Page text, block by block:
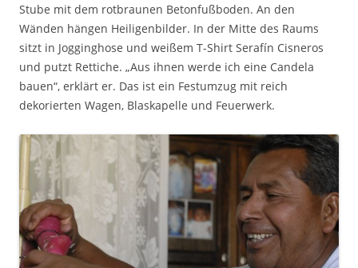
Stube mit dem rotbraunen Betonfußboden. An den
Wänden hängen Heiligenbilder. In der Mitte des Raums
sitzt in Jogginghose und weißem T-Shirt Serafín Cisneros
und putzt Rettiche. „Aus ihnen werde ich eine Candela
bauen“, erklärt er. Das ist ein Festumzug mit reich
dekorierten Wagen, Blaskapelle und Feuerwerk.